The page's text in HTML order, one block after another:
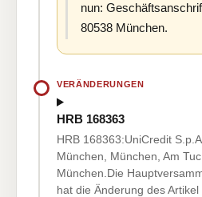
nun:
80538 München.
VERÄNDERUNGEN
HRB 168363
HRB 168363:UniCredit
München, München, Am
München.Die
hat die Änderung des